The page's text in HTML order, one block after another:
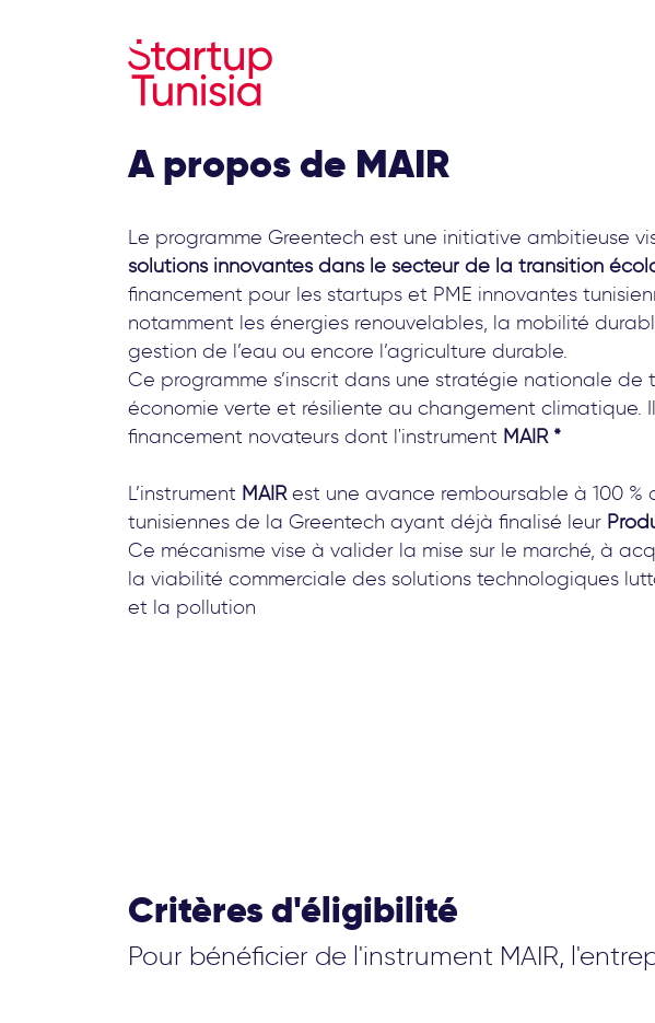
A propos de MAIR
Le programme Greentech est une initiative ambitieuse
solutions innovantes dans le secteur de la transition
financement pour les startups et PME innovantes
notamment les énergies renouvelables, la mobilité
gestion de l’eau ou encore l’agriculture durable.
Ce programme s’inscrit dans une stratégie nationale
économie verte et résiliente au changement climatique.
financement novateurs dont l'instrument MAIR *
L’instrument MAIRest une avance remboursable à 100 %
tunisiennes de la Greentech ayant déjà finalisé leur
Ce mécanisme vise à valider la mise sur le marché, à
la viabilité commerciale des solutions technologiques
et la pollution
Critères d'éligibilité
Pour bénéficier de l'instrument MAIR,